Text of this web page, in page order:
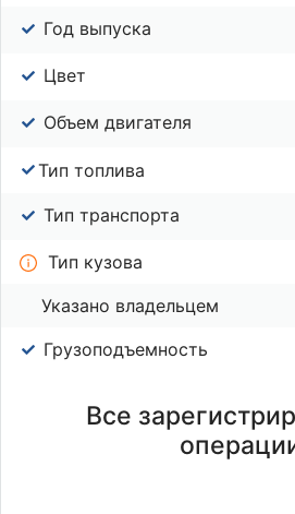
Год выпуска
Цвет
Объем двигателя
Тип топлива
Тип транспорта
Тип кузова
Указано владельцем
Грузоподъемность
Все